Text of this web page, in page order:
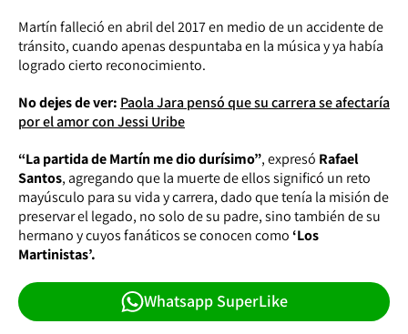
Martín falleció en abril del 2017 en medio de un accidente de
tránsito, cuando apenas despuntaba en la música y ya había
logrado cierto reconocimiento.
No dejes de ver: Paola Jara pensó que su carrera se afectaría
por el amor con Jessi Uribe
“La partida de Martín me dio durísimo”, expresó Rafael
Santos, agregando que la muerte de ellos significó un reto
mayúsculo para su vida y carrera, dado que tenía la misión de
preservar el legado, no solo de su padre, sino también de su
hermano y cuyos fanáticos se conocen como‘Los
Martinistas’.
Whatsapp SuperLike